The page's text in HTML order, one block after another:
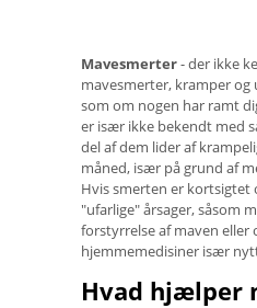
Mavesmerter- der ikke
mavesmerter, kramper og
som om nogen har ramt
er især ikke bekendt med
del af dem lider af
måned, især på grund af
Hvis smerten er kortsigtet
"ufarlige" årsager, såsom
forstyrrelse af maven eller
hjemmemedisiner især
Hvad hjælper